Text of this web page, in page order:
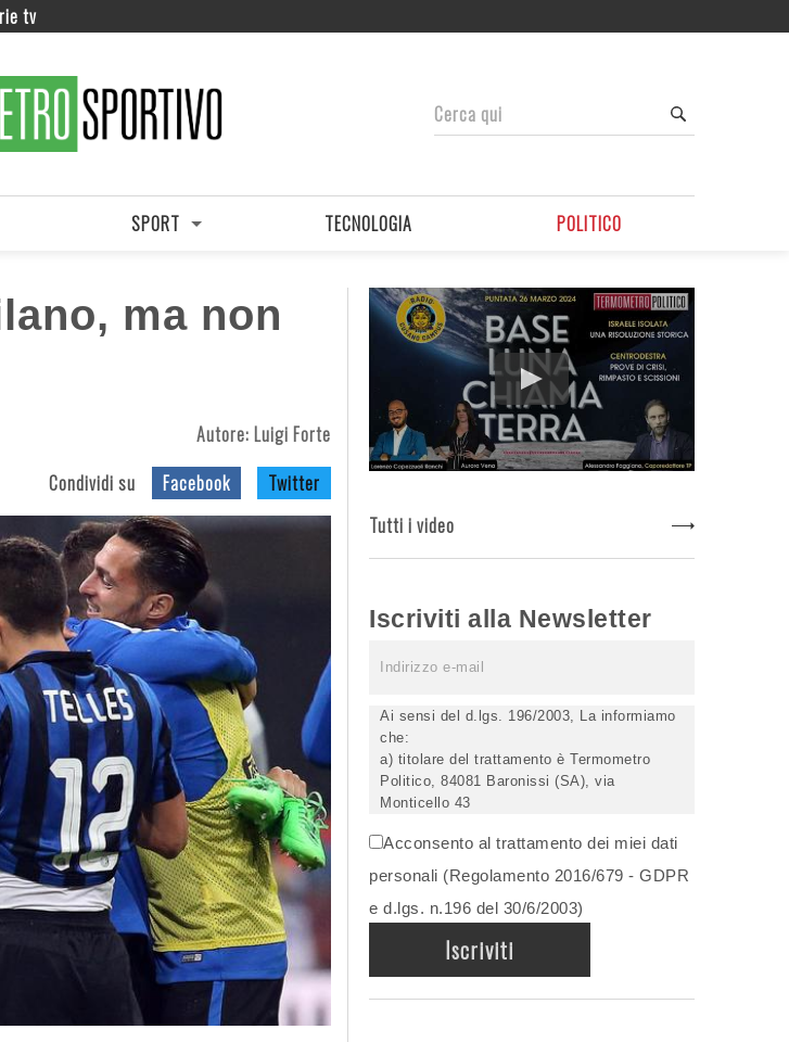
tv
SPORT TECNOLOGIA POLITICO
ma non
Autore: Luigi Forte
Condividi su
Facebook Twitter
Tutti i video
Iscriviti alla Newsletter
Ai sensi del d.lgs. 196/2003, La informiamo
che:
a) titolare del trattamento è Termometro
Politico, 84081 Baronissi (SA), via
Monticello 43
elettronicamente) soltanto dagli incaricati
autorizzati, esclusivamente per dare corso
all'invio della newsletter e per l'invio (anche
via email) di informazioni relative alle
c) la comunicazione dei dati è facoltativa,
ma in mancanza non potremo evadere la
Sua richiesta;
Acconsento al trattamento dei miei dati
personali (Regolamento 2016/679 - GDPR
e d.lgs. n.196 del 30/6/2003)